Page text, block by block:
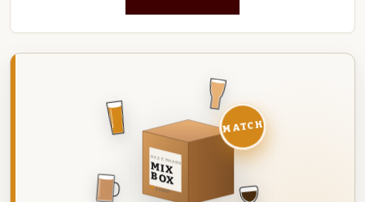
DEZE MAAND
MIX
BOX
8 BIEREN
MATCH